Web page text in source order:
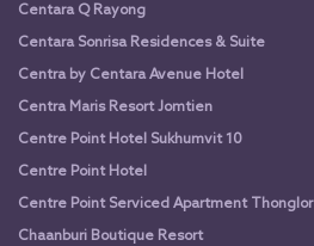
Centara Q Rayong
Centara Sonrisa Residences & Suite
Centra by Centara Avenue Hotel
Centra Maris Resort Jomtien
Centre Point Hotel Sukhumvit 10
Centre Point Hotel
Centre Point Serviced Apartment Thonglor
Chaanburi Boutique Resort